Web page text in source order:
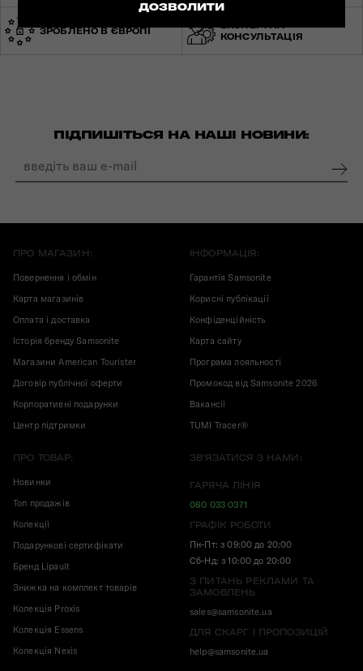
ДОЗВОЛИТИ
ЗРОБЛЕНО В ЄВРОПІ
ЕКСПЕРТНА
КОНСУЛЬТАЦІЯ
ПІДПИШІТЬСЯ НА НАШІ НОВИНИ:
ПРО МАГАЗИН:
Повернення і обмін
Карта магазинів
Оплата і доставка
Історія бренду Samsonite
Магазини American Tourister
Договір публічної оферти
Корпоративні подарунки
Центр підтримки
ІНФОРМАЦІЯ:
Гарантія Samsonite
Корисні публікації
Конфіденційність
Карта сайту
Програма лояльності
Промокод від Samsonite 2026
Вакансії
TUMI Tracer®
ПРО ТОВАР:
Новинки
Топ продажів
Колекції
Подарункові сертифікати
Бренд Lipault
Знижка на комплект товарів
Колекція Proxis
Колекція Essens
Колекція Nexis
ЗВ'ЯЗАТИСЯ З НАМИ:
ГАРЯЧА ЛІНІЯ
080 033 0371
ГРАФІК РОБОТИ
Пн-Пт: з 09:00 до 20:00
Сб-Нд: з 10:00 до 20:00
З ПИТАНЬ РЕКЛАМИ ТА
ЗАМОВЛЕНЬ
sales@samsonite.ua
ДЛЯ СКАРГ І ПРОПОЗИЦІЙ
help@samsonite.ua